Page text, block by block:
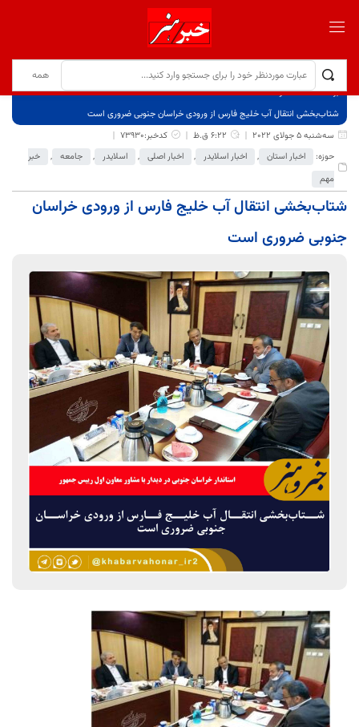
برگ نخست
نوشته‌ها
شتاب‌بخشی انتقال آب خلیج فارس از ورودی خراسان جنوبی ضروری است
سه‌شنبه 5 جولای 2022
6:22 ق.ظ
کدخبر:73930
حوزه:
اخبار استان , اخبار اسلایدر , اخبار اصلی , اسلایدر , جامعه ,
خبر
مهم
شتاب‌بخشی انتقال آب خلیج فارس از ورودی خراسان
جنوبی ضروری است